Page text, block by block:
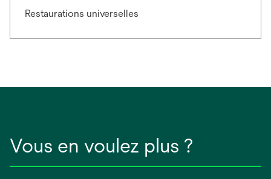
Restaurations universelles
Vous en voulez plus ?